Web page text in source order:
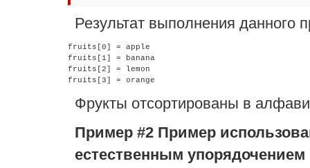
Результат выполнения данного
fruits[0] = apple
fruits[1] = banana
fruits[2] = lemon
Фрукты отсортированы в
Пример #2 Пример
естественным упорядочением